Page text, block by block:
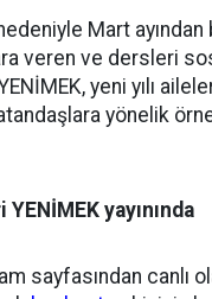
Mart ayından
veren ve dersleri
yeni yılı
yönelik
yayınında
sayfasından canlı